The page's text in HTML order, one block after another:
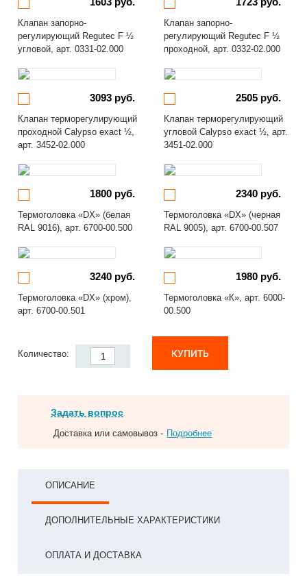
Клапан запорно-
регулирующий Regutec F ½
угловой, арт. 0331-02.000
Клапан запорно-
регулирующий Regutec F ½
проходной, арт. 0332-02.000
3093 руб.
Клапан терморегулирующий
проходной Calypso exact ½,
арт. 3452-02.000
2505 руб.
Клапан терморегулирующий
угловой Calypso exact ½, арт.
3451-02.000
1800 руб.
Термоголовка «DX» (белая
RAL 9016), арт. 6700-00.500
2340 руб.
Термоголовка «DX» (черная
RAL 9005), арт. 6700-00.507
3240 руб.
Термоголовка «DX» (хром),
арт. 6700-00.501
1980 руб.
Термоголовка «К», арт. 6000-
00.500
Количество: КУПИТЬ
Задать вопрос
Доставка или самовывоз - Подробнее
ОПИСАНИЕ
ДОПОЛНИТЕЛЬНЫЕ ХАРАКТЕРИСТИКИ
ОПЛАТА И ДОСТАВКА